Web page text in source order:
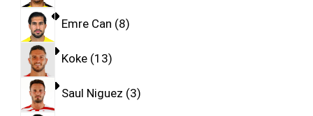
Emre Can 8
Koke 13
Saul Niguez 3